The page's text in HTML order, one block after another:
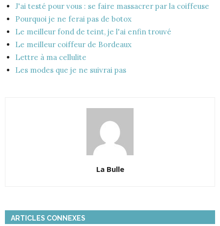
J'ai testé pour vous : se faire massacrer par la coiffeuse
Pourquoi je ne ferai pas de botox
Le meilleur fond de teint, je l'ai enfin trouvé
Le meilleur coiffeur de Bordeaux
Lettre à ma cellulite
Les modes que je ne suivrai pas
La Bulle
ARTICLES CONNEXES